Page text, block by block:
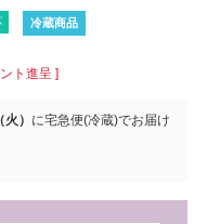
冷蔵商品
ト進呈 ]
） に宅急便(冷蔵)でお届け